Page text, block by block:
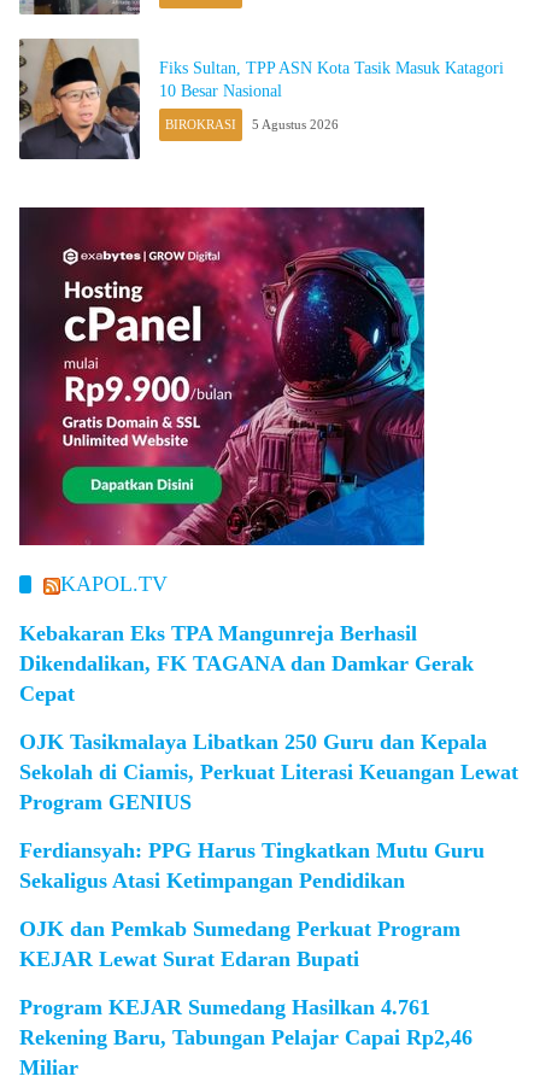
Fiks Sultan, TPP ASN Kota Tasik Masuk Katagori
10 Besar Nasional
BIROKRASI 5 Agustus 2026
KAPOL.TV
Kebakaran Eks TPA Mangunreja Berhasil
Dikendalikan, FK TAGANA dan Damkar Gerak
Cepat
OJK Tasikmalaya Libatkan 250 Guru dan Kepala
Sekolah di Ciamis, Perkuat Literasi Keuangan Lewat
Program GENIUS
Ferdiansyah: PPG Harus Tingkatkan Mutu Guru
Sekaligus Atasi Ketimpangan Pendidikan
OJK dan Pemkab Sumedang Perkuat Program
KEJAR Lewat Surat Edaran Bupati
Program KEJAR Sumedang Hasilkan 4.761
Rekening Baru, Tabungan Pelajar Capai Rp2,46
Miliar